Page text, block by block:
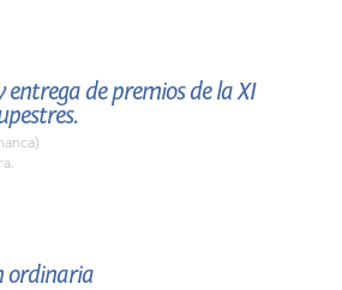
entrega de premios de la XI
ordinaria